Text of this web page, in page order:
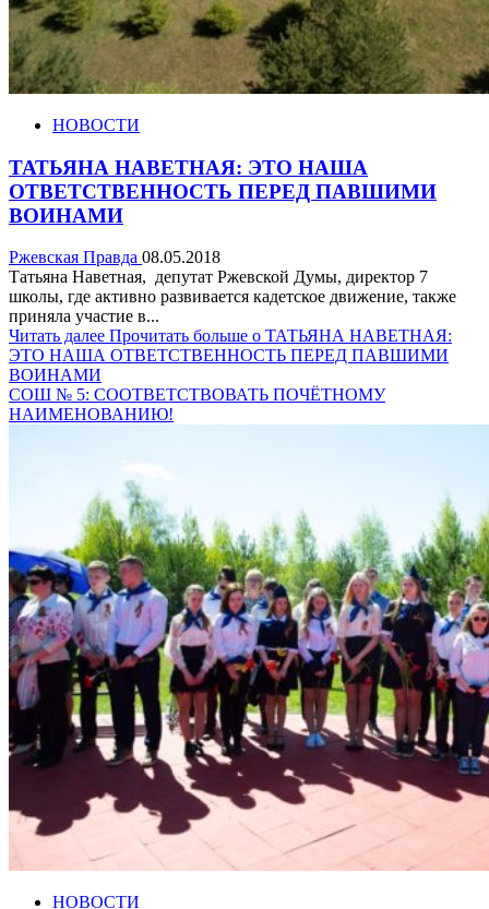
НОВОСТИ
ТАТЬЯНА НАВЕТНАЯ: ЭТО НАША
ОТВЕТСТВЕННОСТЬ ПЕРЕД ПАВШИМИ
ВОИНАМИ
Ржевская Правда 08.05.2018
Татьяна Наветная, депутат Ржевской Думы, директор 7
школы, где активно развивается кадетское движение, также
приняла участие в...
Читать далее Прочитать больше о ТАТЬЯНА НАВЕТНАЯ:
ЭТО НАША ОТВЕТСТВЕННОСТЬ ПЕРЕД ПАВШИМИ
ВОИНАМИ
СОШ № 5: СООТВЕТСТВОВАТЬ ПОЧЁТНОМУ
НАИМЕНОВАНИЮ!
НОВОСТИ